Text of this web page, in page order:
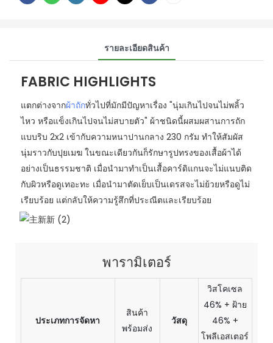
รายละเอียดสินค้า
FABRIC HIGHLIGHTS
แตกต่างจากผ้าถักทั่วไปที่มักมีปัญหาเรื่อง "นุ่มเกินไปจนไม่พลิ้ว
ไหว หรือแข็งเกินไปจนไม่สบายตัว" ผ้าชนิดนี้ผสมผสานการถัก
แบบริบ 2x2 เข้ากับความหนาปานกลาง 230 กรัม ทำให้สัมผัส
นุ่มราวกับปุยเมฆ ในขณะเดียวกันก็รักษารูปทรงของเสื้อผ้าได้
อย่างเป็นธรรมชาติ เมื่อนำมาทำเป็นเสื้อคาร์ดิแกนจะไม่แนบติด
กับผิวหรือดูเทอะทะ เมื่อนำมาตัดเย็บเป็นเดรสจะไม่ย้วยหรือดูไม่
เรียบร้อย แต่กลับให้ความรู้สึกที่ประณีตและเรียบร้อย
พารามิเตอร์
ประเภทการจัดหา
สินค้า
พร้อมส่ง
วัสดุ
วิสโคเซล
46% + ฝ้าย
46% +
โพลีเอสเตอร์